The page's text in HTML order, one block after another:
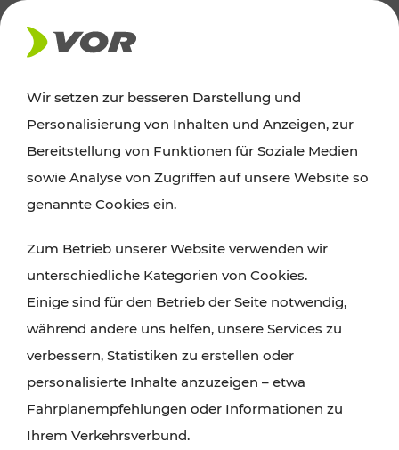
AKTUELLES
News
Alle wichtigen Meldungen zu Fahrplanänderungen,
finden Sie hier im Überblick.
Wir setzen zur besseren Darstellung und
Personalisierung von Inhalten und Anzeigen, zur
Bereitstellung von Funktionen für Soziale Medien
sowie Analyse von Zugriffen auf unsere Website so
genannte Cookies ein.
Zum Betrieb unserer Website verwenden wir
unterschiedliche Kategorien von Cookies.
Einige sind für den Betrieb der Seite notwendig,
während andere uns helfen, unsere Services zu
verbessern, Statistiken zu erstellen oder
personalisierte Inhalte anzuzeigen – etwa
Fahrplanempfehlungen oder Informationen zu
Ihrem Verkehrsverbund.